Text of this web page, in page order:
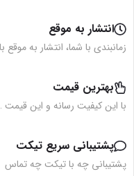
انتشار به موقع
زمانبندی با شما، انتشار به موقع
بهترین قیمت
با این کیفیت رسانه و این قیمت
پشتیبانی سریع تیکت
پشتیبانی چه با تیکت چه تماس